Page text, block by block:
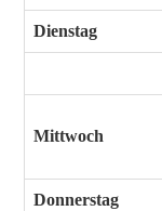
Dienstag
Mittwoch
Donnerstag